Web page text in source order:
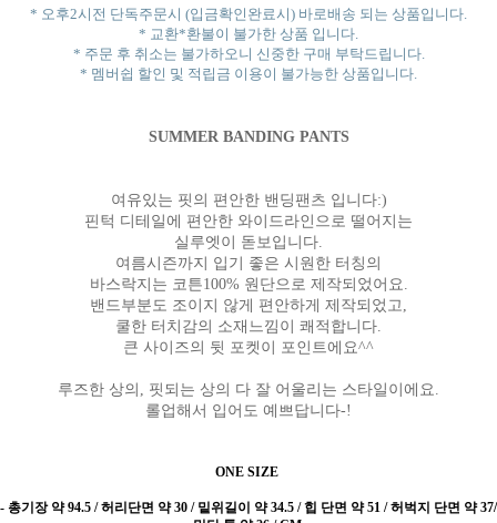
* 오후2시전 단독주문시 (입금확인완료시) 바로배송 되는 상품입니다.
* 교환*환불이 불가한 상품 입니다.
* 주문 후 취소는 불가하오니 신중한 구매 부탁드립니다.
* 멤버쉽 할인 및 적립금 이용이 불가능한 상품입니다.
SUMMER BANDING PANTS
여유있는 핏의 편안한 밴딩팬츠 입니다:)
핀턱 디테일에 편안한 와이드라인으로 떨어지는
실루엣이 돋보입니다.
여름시즌까지 입기 좋은 시원한 터칭의
바스락지는 코튼100% 원단으로 제작되었어요.
밴드부분도 조이지 않게 편안하게 제작되었고,
쿨한 터치감의 소재느낌이 쾌적합니다.
큰 사이즈의 뒷 포켓이 포인트에요^^
루즈한 상의, 핏되는 상의 다 잘 어울리는 스타일이에요.
롤업해서 입어도 예쁘답니다-!
ONE SIZE
- 총기장 약 94.5 / 허리단면 약 30 / 밑위길이 약 34.5 / 힙 단면 약 51 / 허벅지 단면 약 37/